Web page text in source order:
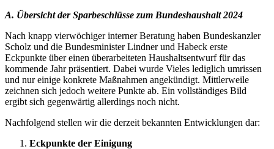
A. Übersicht der Sparbeschlüsse zum Bundeshaushalt 2024
Nach knapp vierwöchiger interner Beratung haben Bundeskanzler
Scholz und die Bundesminister Lindner und Habeck erste
Eckpunkte über einen überarbeiteten Haushaltsentwurf für das
kommende Jahr präsentiert. Dabei wurde Vieles lediglich umrissen
und nur einige konkrete Maßnahmen angekündigt. Mittlerweile
zeichnen sich jedoch weitere Punkte ab. Ein vollständiges Bild
ergibt sich gegenwärtig allerdings noch nicht.
Nachfolgend stellen wir die derzeit bekannten Entwicklungen dar:
Eckpunkte der Einigung